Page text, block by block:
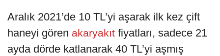
Aralık 2021’de 10 TL’yi aşarak ilk kez çift
haneyi gören akaryakıt fiyatları, sadece 21
ayda dörde katlanarak 40 TL’yi aşmış